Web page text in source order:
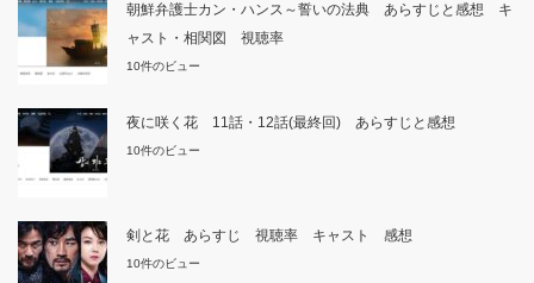
朝鮮弁護士カン・ハンス～誓いの法典 あらすじと感想 キ
ャスト・相関図 視聴率
10件のビュー
夜に咲く花 11話・12話(最終回) あらすじと感想
10件のビュー
剣と花 あらすじ 視聴率 キャスト 感想
10件のビュー